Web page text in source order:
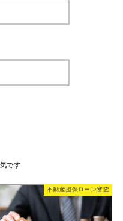
不動産担保ローン審査